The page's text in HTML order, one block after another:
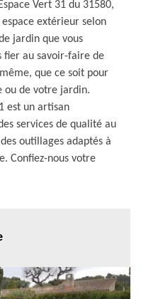
Vert 31 du 31580,
extérieur selon
jardin que vous
fier au savoir-faire de
que ce soit pour
ou de votre jardin.
est un artisan
services de qualité au
outillages adaptés à
Confiez-nous votre